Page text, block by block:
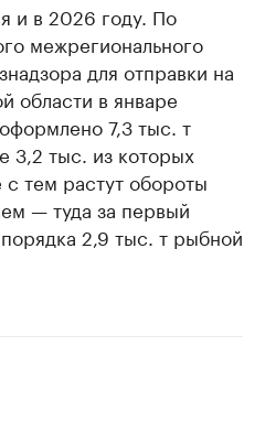
и в 2026 году. По
межрегионального
для отправки на
области в январе
7,3 тыс. т
3,2 тыс. из которых
тем растут обороты
— туда за первый
2,9 тыс. т рыбной